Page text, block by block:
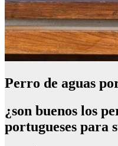
Perro de aguas
¿son buenos los
portugueses para